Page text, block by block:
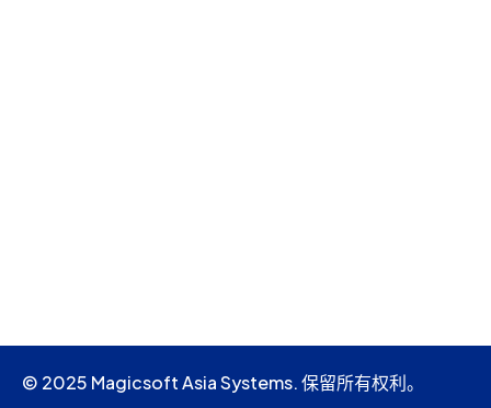
© 2025 Magicsoft Asia Systems. 保留所有权利。